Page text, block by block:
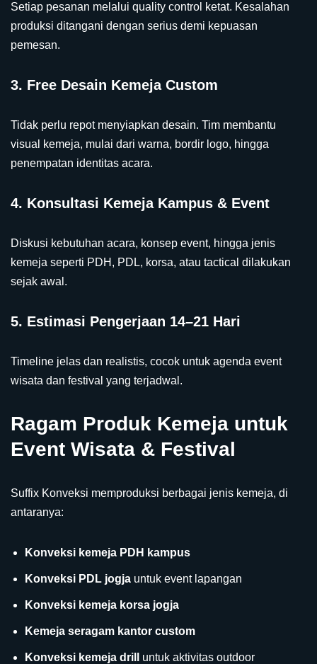
Setiap pesanan melalui quality control ketat. Kesalahan
produksi ditangani dengan serius demi kepuasan
pemesan.
3. Free Desain Kemeja Custom
Tidak perlu repot menyiapkan desain. Tim membantu
visual kemeja, mulai dari warna, bordir logo, hingga
penempatan identitas acara.
4. Konsultasi Kemeja Kampus & Event
Diskusi kebutuhan acara, konsep event, hingga jenis
kemeja seperti PDH, PDL, korsa, atau tactical dilakukan
sejak awal.
5. Estimasi Pengerjaan 14–21 Hari
Timeline jelas dan realistis, cocok untuk agenda event
wisata dan festival yang terjadwal.
Ragam Produk Kemeja untuk
Event Wisata & Festival
Suffix Konveksi memproduksi berbagai jenis kemeja, di
antaranya:
Konveksi kemeja PDH kampus
Konveksi PDL jogja untuk event lapangan
Konveksi kemeja korsa jogja
Kemeja seragam kantor custom
Konveksi kemeja drill untuk aktivitas outdoor